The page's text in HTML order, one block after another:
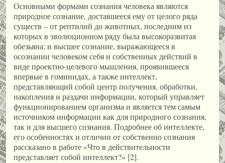
Основными формами сознания человека являются
природное сознание, доставшееся ему от целого ряда
существ – от рептилий до животных, последним из
которых в эволюционном ряду была высокоразвитая
обезьяна; и высшее сознание, выражающееся в
осознании человеком себя и собственных действий в
виде проектно-целевого мышления, проявившееся
впервые в гоминидах, а также интеллект,
представляющий собой центр получения, обработки,
накопления и раздачи информации, который управляет
функционированием организма и является тем самым
источником информации как для природного сознания,
так и для высшего сознания. Подробнее об интеллекте,
его особенностях и отличии от собственно сознания
рассказано в работе «Что в действительности
представляет собой интеллект?» [2].